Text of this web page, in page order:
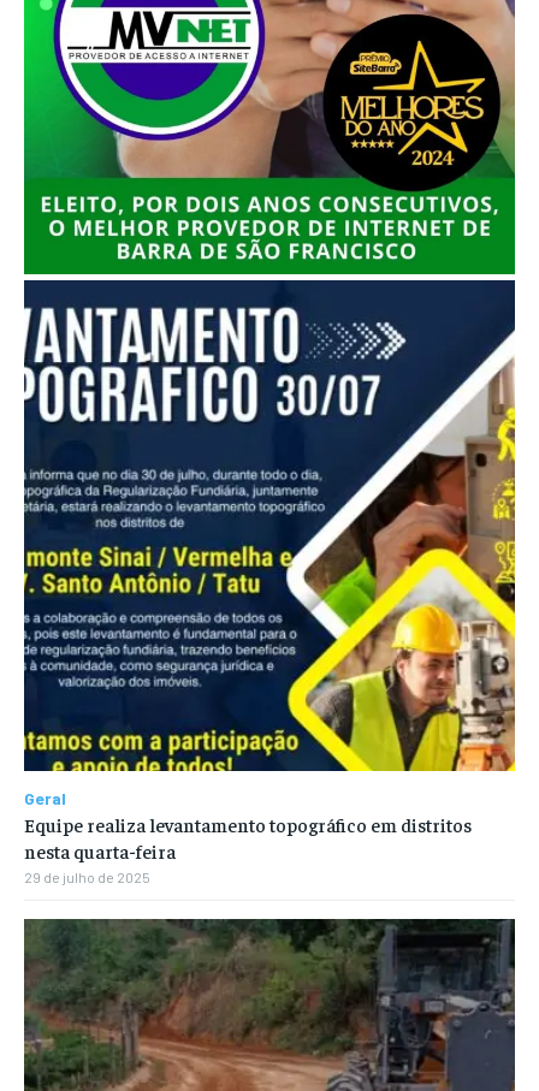
Geral
Equipe realiza levantamento topográfico em distritos
nesta quarta-feira
29 de julho de 2025